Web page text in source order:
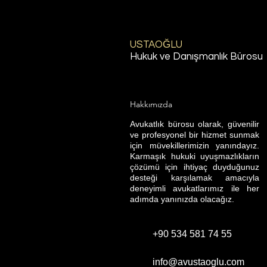
Avukatı | Av. Emre
USTAOĞLU
Teknik bir sorun
USTAOĞLU
Hukuk ve Danışmanlık Bürosu
Hakkımızda
Avukatlık bürosu olarak, güvenilir
ve profesyonel bir hizmet sunmak
için müvekillerimizin yanındayız.
Karmaşık hukuki uyuşmazlıkların
çözümü için ihtiyaç duyduğunuz
desteği karşılamak amacıyla
deneyimli avukatlarımız ile her
adımda yanınızda olacağız.
+90 534 581 74 55
info@avustaoglu.com